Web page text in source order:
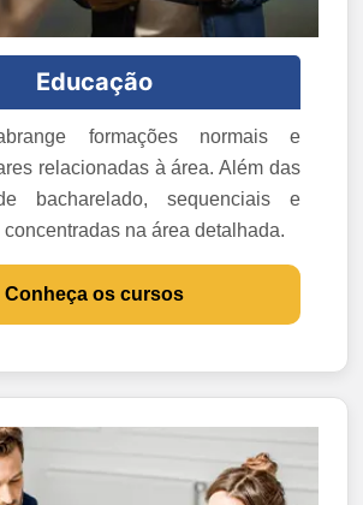
Educação
formações normais e
relacionadas à área. Além das
bacharelado, sequenciais e
na área detalhada.
Conheça os cursos